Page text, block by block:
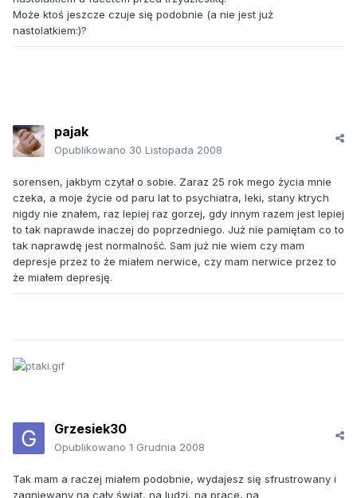
Może ktoś jeszcze czuje się podobnie (a nie jest już
nastolatkiem:)?
pajak
Opublikowano 30 Listopada 2008
sorensen, jakbym czytał o sobie. Zaraz 25 rok mego życia mnie
czeka, a moje życie od paru lat to psychiatra, leki, stany ktrych
nigdy nie znałem, raz lepiej raz gorzej, gdy innym razem jest lepiej
to tak naprawde inaczej do poprzedniego. Już nie pamiętam co to
tak naprawdę jest normalność. Sam już nie wiem czy mam
depresje przez to że miałem nerwice, czy mam nerwice przez to
że miałem depresję.
Grzesiek30
Opublikowano 1 Grudnia 2008
Tak mam a raczej miałem podobnie, wydajesz się sfrustrowany i
zagniewany na cały świat, na ludzi, na prace, na